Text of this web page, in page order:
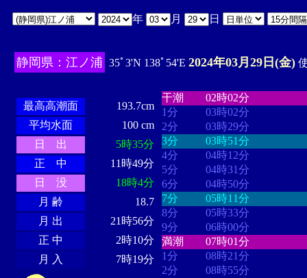
年 月 日
静岡県：江ノ浦 35ﾟ3'N 138ﾟ54'E 2024年03月29日(金)
最高高潮面
193.7cm
平均水面
100 cm
日 出
5時35分
正 中
11時49分
日 没
18時4分
月 齢
18.7
月 出
21時56分
正 中
2時10分
月 入
7時19分
干潮
02時02分
1分
03時02分
2分
03時29分
3分
03時51分
4分
04時12分
5分
04時31分
6分
04時50分
7分
05時11分
8分
05時33分
9分
06時00分
満潮
07時01分
1分
08時21分
2分
08時55分